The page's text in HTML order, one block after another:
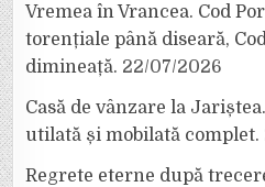
Vremea în Vrancea. Cod
torențiale până diseară,
dimineață. 22/07/2026
Casă de vânzare la
utilată și mobilată complet.
Regrete eterne după